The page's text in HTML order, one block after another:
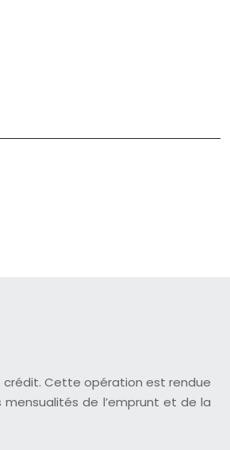
crédit. Cette opération est rendue
de l’emprunt et de la